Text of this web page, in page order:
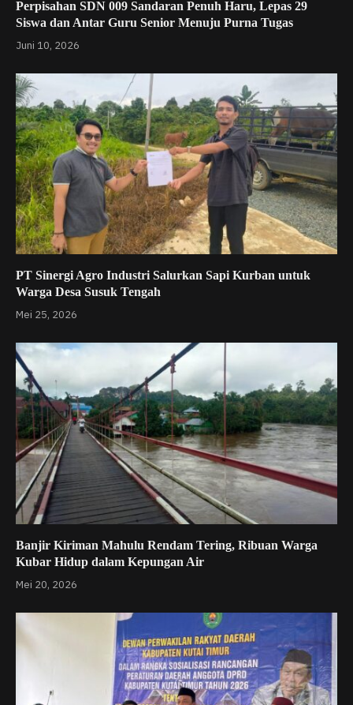
Perpisahan SDN 009 Sandaran Penuh Haru, Lepas 29
Siswa dan Antar Guru Senior Menuju Purna Tugas
Juni 10, 2026
PT Sinergi Agro Industri Salurkan Sapi Kurban untuk
Warga Desa Susuk Tengah
Mei 25, 2026
Banjir Kiriman Mahulu Rendam Tering, Ribuan Warga
Kubar Hidup dalam Kepungan Air
Mei 20, 2026